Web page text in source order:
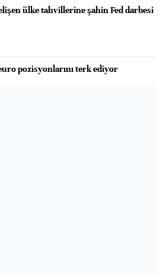
ülke tahvillerine şahin Fed darbesi
pozisyonlarını terk ediyor